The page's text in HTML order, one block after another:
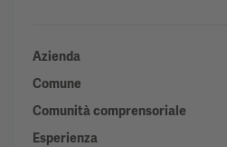
Azienda
Comune
Comunità comprensoriale
Esperienza